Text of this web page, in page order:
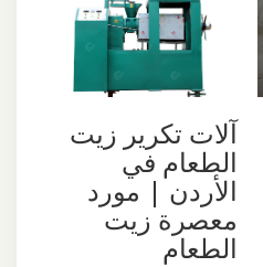
آلات تكرير زيت
الطعام في
الأردن | مورد
معصرة زيت
الطعام